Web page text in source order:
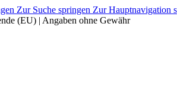
Zur Suche springen Zur Hauptnavigation
(EU) | Angaben ohne Gewähr